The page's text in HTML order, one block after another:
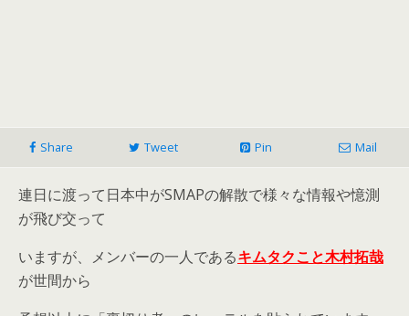
Share Tweet Pin Mail
連日に渡って日本中がSMAPの解散で様々な情報や憶測
が飛び交って
いますが、メンバーの一人であるキムタクこと木村拓哉
が世間から